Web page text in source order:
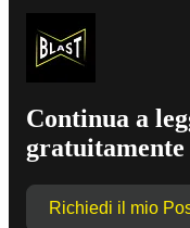
Continua a
Richiedi il mio